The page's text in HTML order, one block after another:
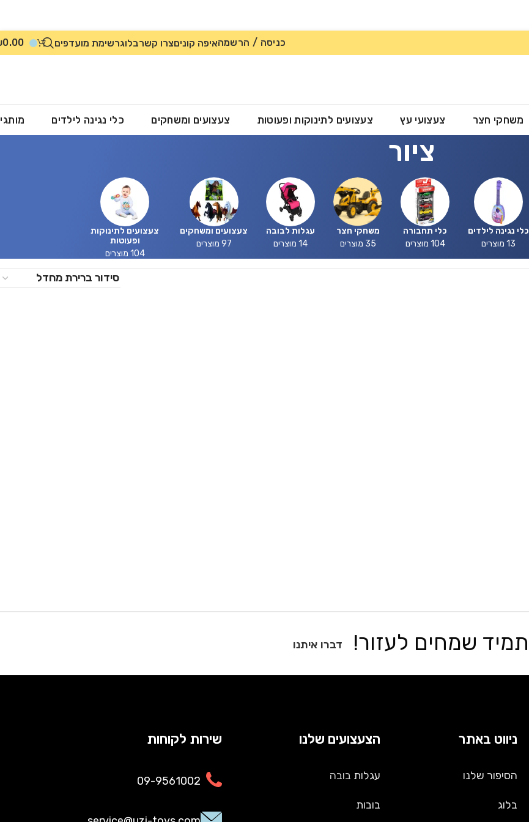
כניסה / הרשמהאיפה קוניםצרו קשרבלוגרשימת מועדפים 0.00
משחקי חצר צעצועי עץ צעצועים לתינוקות ופעוטות צעצועים ומשחקים כלי נגינה לילדים
ציור
כלי נגינה לילדים
13 מוצרים
כלי תחבורה
104 מוצרים
משחקי חצר
35 מוצרים
עגלות לבובה
14 מוצרים
צעצועים ומשחקים
97 מוצרים
צעצועים לתינוקות
ופעוטות
104 מוצרים
תמיד שמחים לעזור! דברו איתנו
ניווט באתר
הסיפור שלנו
בלוג
הצעצועים שלנו
עגלות בובה
בובות
שירות לקוחות
09-9561002